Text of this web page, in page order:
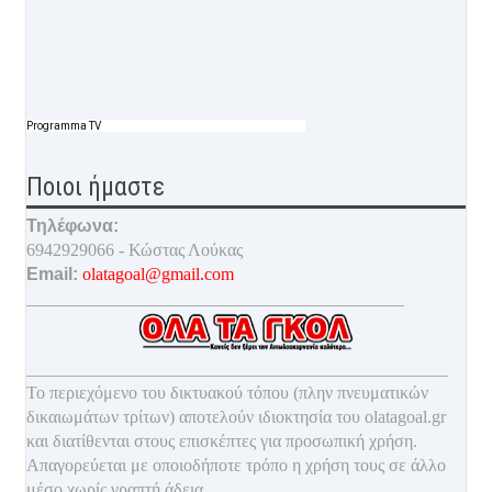
Programma TV
Ποιοι ήμαστε
Τηλέφωνα:
6942929066 - Κώστας Λούκας
Email: olatagoal@gmail.com
Το περιεχόμενο του δικτυακού τόπου (πλην πνευματικών
δικαιωμάτων τρίτων) αποτελούν ιδιοκτησία του olatagoal.gr
και διατίθενται στους επισκέπτες για προσωπική χρήση.
Απαγορεύεται με οποιοδήποτε τρόπο η χρήση τους σε άλλο